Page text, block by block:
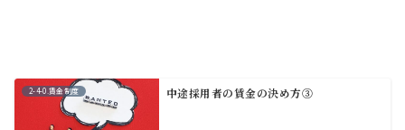
2-4-0.賃金制度 中途採用者の賃金の決め方③